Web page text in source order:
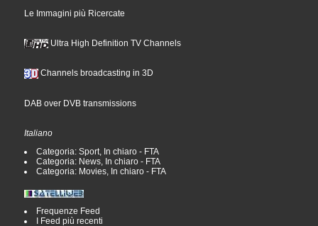
Le Immagini più Ricercate
Ultra High Definition TV Channels
Channels broadcasting in 3D
DAB over DVB transmissions
Italiano
Categoria: Sport, In chiaro - FTA
Categoria: News, In chiaro - FTA
Categoria: Movies, In chiaro - FTA
Frequenze Feed
I Feed più recenti